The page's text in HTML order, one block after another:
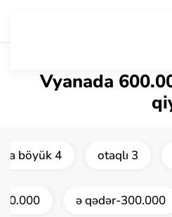
Vyanada
3 otaqlı
4 otaqlı və daha böyük
300.000-ə qədər
ə qədər